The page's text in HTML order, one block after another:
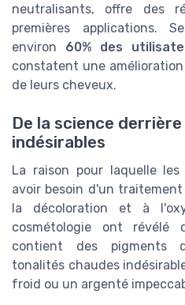
neutralisants, offre des
premières applications.
environ 60% des
constatent une
de leurs cheveux.
De la science
indésirables
La raison pour laquelle
avoir besoin d'un
la décoloration et à
cosmétologie ont révélé
contient des pigments
tonalités chaudes
froid ou un argenté